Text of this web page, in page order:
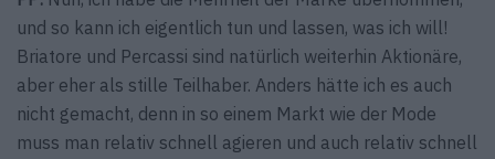
und so kann ich eigentlich tun und lassen, was ich will!
Briatore und Percassi sind natürlich weiterhin Aktionäre,
aber eher als stille Teilhaber. Anders hätte ich es auch
nicht gemacht, denn in so einem Markt wie der Mode
muss man relativ schnell agieren und auch relativ schnell